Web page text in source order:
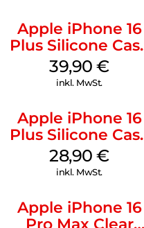
Apple iPhone 16
Plus Silicone
MagSafe Plum
39,90€
inkl. MwSt.
Apple iPhone 16
Plus Silicone
MagSafe Black
28,90€
inkl. MwSt.
Apple iPhone 16